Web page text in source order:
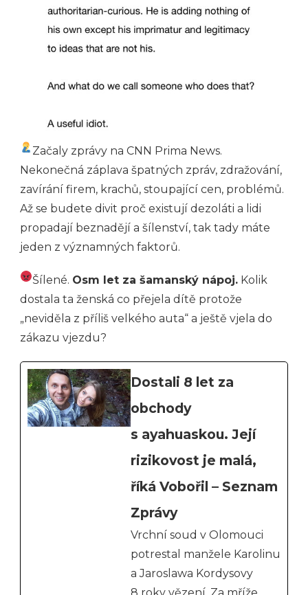
Začaly zprávy na CNN Prima News.
Nekonečná záplava špatných zpráv, zdražování,
zavírání firem, krachů, stoupající cen, problémů.
Až se budete divit proč existují dezoláti a lidi
propadají beznadějí a šílenství, tak tady máte
jeden z významných faktorů.
Šílené. Osm let za šamanský nápoj. Kolik
dostala ta ženská co přejela dítě protože
„neviděla z příliš velkého auta“ a ještě vjela do
zákazu vjezdu?
Dostali 8 let za
obchody
s ayahuaskou. Její
rizikovost je malá,
říká Vobořil – Seznam
Zprávy
Vrchní soud v Olomouci
potrestal manžele Karolinu
a Jaroslawa Kordysovy